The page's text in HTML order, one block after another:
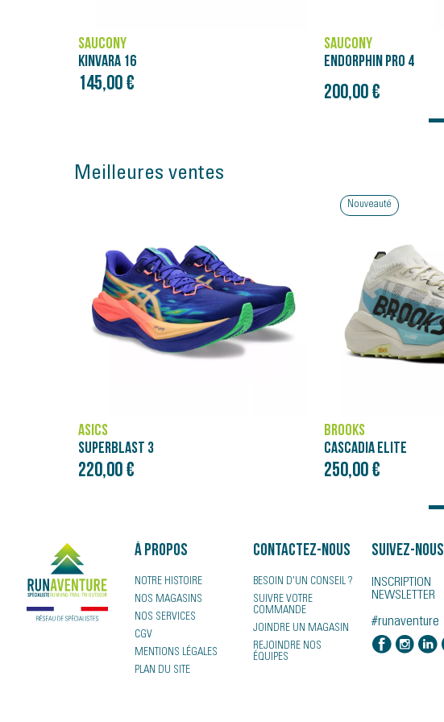
SAUCONY
ENDORPHIN PRO 4
200,00 €
SAUCONY
ENDORPHIN AZURA
160,00 €
Meilleures ventes
BROOKS
CASCADIA ELITE
250,00 €
NÄAK
4,00 €
À propos
NOTRE HISTOIRE
NOS MAGASINS
NOS SERVICES
CGV
MENTIONS LÉGALES
PLAN DU SITE
Contactez-nous
BESOIN D'UN CONSEIL ?
SUIVRE VOTRE
COMMANDE
JOINDRE UN MAGASIN
REJOINDRE NOS
ÉQUIPES
Suivez-nous
INSCRIPTION
NEWSLETTER
#runaventure